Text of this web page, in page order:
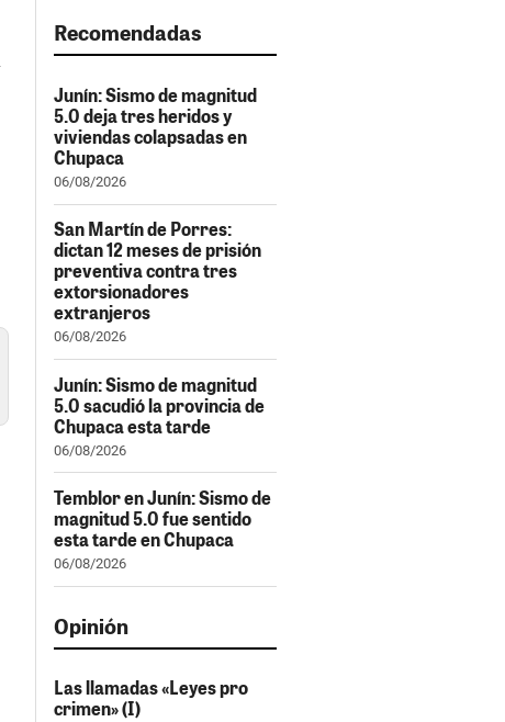
Recomendadas
Junín: Sismo de magnitud
5.0 deja tres heridos y
viviendas colapsadas en
Chupaca
06/08/2026
San Martín de Porres:
dictan 12 meses de prisión
preventiva contra tres
extorsionadores
extranjeros
06/08/2026
Junín: Sismo de magnitud
5.0 sacudió la provincia de
Chupaca esta tarde
06/08/2026
Temblor en Junín: Sismo de
magnitud 5.0 fue sentido
esta tarde en Chupaca
06/08/2026
Opinión
Las llamadas «Leyes pro
crimen» (I)